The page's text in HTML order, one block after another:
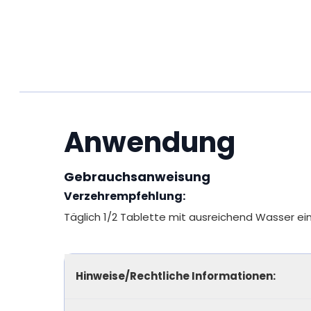
Zink trägt zu einer normalen Fruchtbarkeit
Zink trägt zur Erhaltung eines normalen
Zink trägt zu einem normalen Kohlenhydrat-
Zink trägt zu einem normalen
Zink trägt zu einem normalen Vitamin-A-
Anwendung
Gebrauchsanweisung
Verzehrempfehlung:
Täglich 1/2 Tablette mit ausreichend Wasser
Hinweise/Rechtliche Informationen: